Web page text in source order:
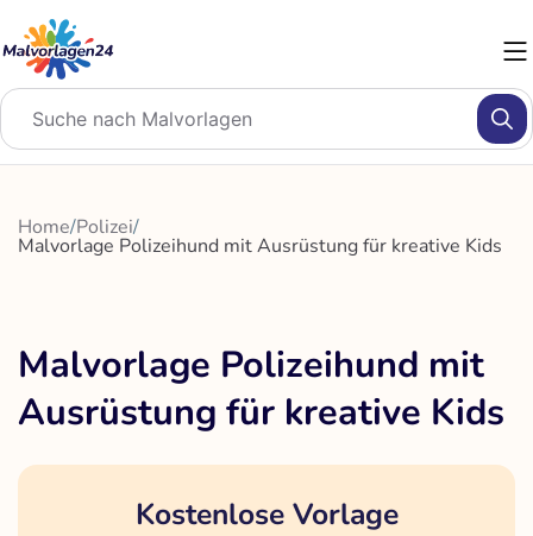
Inhalt
springen
Home/Polizei/
Malvorlage Polizeihund mit Ausrüstung für kreative Kids
Malvorlage Polizeihund mit
Ausrüstung für kreative Kids
Kostenlose Vorlage